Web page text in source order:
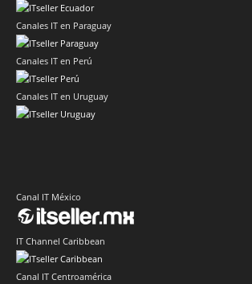
Canales IT en Paraguay
Canales IT en Perú
Canales IT en Uruguay
Canal IT México
IT Channel Caribbean
Canal IT Centroamérica